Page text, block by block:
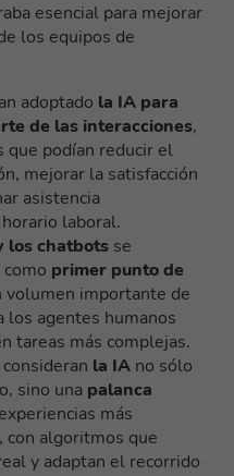
esencial para mejorar
los equipos de
adoptado la IA para
de las interacciones,
que podían reducir el
mejorar la satisfacción
asistencia
laboral.
los chatbots se
primer punto de
volumen importante de
los agentes humanos
tareas más complejas.
la IA no sólo
sino una palanca
más
con algoritmos que
y adaptan el recorrido